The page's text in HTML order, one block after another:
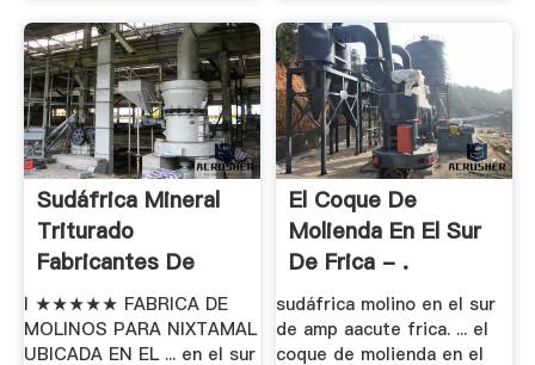
Sudáfrica Mineral
Triturado
Fabricantes De
Molinos .
I ★★★★★ FABRICA DE
MOLINOS PARA NIXTAMAL
UBICADA EN EL ... en el sur
El Coque De
Molienda En El Sur
De Frica - .
sudáfrica molino en el sur
de amp aacute frica. ... el
coque de molienda en el